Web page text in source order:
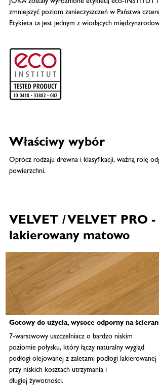
zmniejszyć poziom zanieczyszczeń w Państwa
Etykieta ta jest jednym z wiodących
Właściwy wybór
Oprócz rodzaju drewna i klasyfikacji, ważną rolę
powierzchni.
VELVET / VELVET PRO -
lakierowany matowo
Gotowy do użycia, wysoce odporny na
7-warstwowy uszczelniacz o bardzo niskim
poziomie połysku, który łączy naturalny wygląd
podłogi olejowanej z zaletami podłogi lakierowanej
przy niskich kosztach utrzymania i
długiej żywotności.